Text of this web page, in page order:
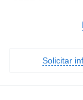
TYŁ KLAPO-
Solicitar